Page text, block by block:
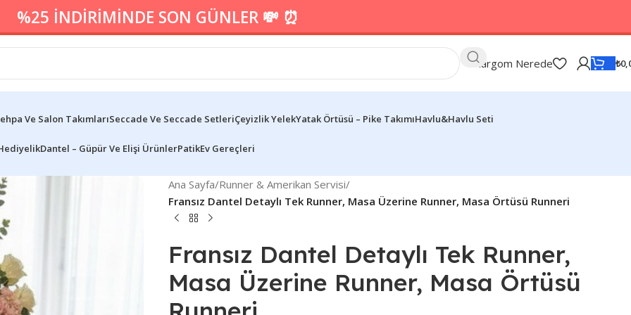
%25 İNDİRİMİNDE SON GÜNLER 💸 ⏰
Kargom Nerede ₺
Ve Salon TakımlarıSeccade Ve Seccade SetleriÇeyizlik YelekYatak Örtüsü – Pike TakımıHavlu&Havlu Seti
Dantel – Güpür Ve Elişi ÜrünlerPatikEv Gereçleri
Ana Sayfa/Runner & Amerikan Servisi/
Fransız Dantel Detaylı Tek Runner, Masa Üzerine Runner, Masa Örtüsü Runneri
Fransız Dantel Detaylı Tek Runner,
Masa Üzerine Runner, Masa Örtüsü